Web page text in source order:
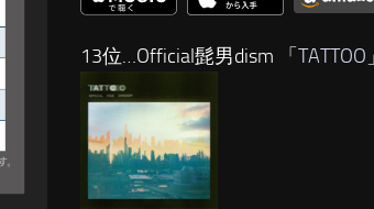
13位…Official髭男dism 「 TATTOO 」